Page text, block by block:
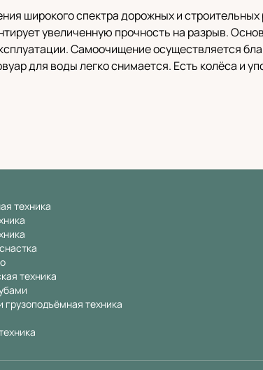
широкого спектра дорожных и строительных
увеличенную прочность на разрыв.
Самоочищение осуществляется
для воды легко снимается. Есть колёса и
техника
техника
грузоподъёмная техника